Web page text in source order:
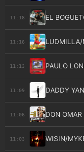
11:18 EL
11:16 LUDMILLA/
11:13 PAULO
11:09 DADDY
11:06 DON
11:03 WISIN/